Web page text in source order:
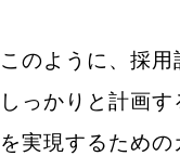
このように、採
しっかりと計画
を実現するための